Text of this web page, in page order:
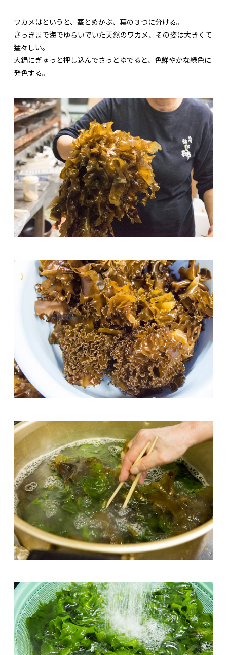
ワカメはというと、茎とめかぶ、葉の３つに分ける。
さっきまで海でゆらいでいた天然のワカメ、その姿は大きくて
猛々しい。
大鍋にぎゅっと押し込んでさっとゆでると、色鮮やかな緑色に
発色する。